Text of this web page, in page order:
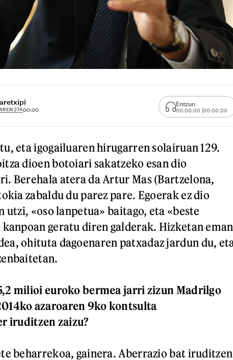
27A00:00
Entzun
00:00:00 00:00:00
eta igogailuaren hirugarren solairuan 129.
dioen botoiari sakatzeko esan dio
Berehala atera da Artur Mas (Bartzelona,
zabaldu du parez pare. Egoerak ez dio
utzi, «oso lanpetua» baitago, eta «beste
geratu diren galderak. Hizketan eman
ohituta dagoenaren patxadaz jardun du,
milioi euroko bermea jarri zizun Madrilgo
azaroaren 9ko kontsulta
iruditzen zaizu?
beharrekoa, gainera. Aberrazio bat iruditzen